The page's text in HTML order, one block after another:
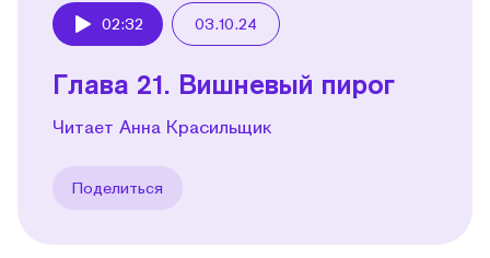
02:32 03.10.24
Глава 21. Вишневый пирог
Читает Анна Красильщик
Поделиться